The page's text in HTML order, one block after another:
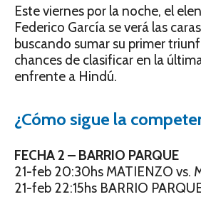
Este viernes por la noche, el
Federico García se verá las
buscando sumar su primer
chances de clasificar en la
enfrente a Hindú.
¿Cómo sigue la
FECHA 2 – BARRIO PARQUE
21-feb 20:30hs MATIENZO vs.
21-feb 22:15hs BARRIO